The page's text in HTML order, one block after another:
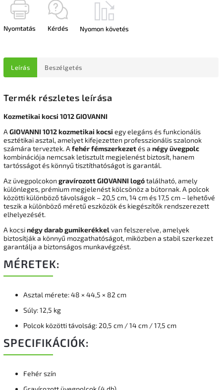
Nyomtatás Kérdés Nyomon követés
Leírás Beszélgetés
Termék részletes leírása
Kozmetikai kocsi 1012 GIOVANNI
A GIOVANNI 1012 kozmetikai kocsi egy elegáns és funkcionális
esztétikai asztal, amelyet kifejezetten professzionális szalonok
számára terveztek. A fehér fémszerkezetés a négy üvegpolc
kombinációja nemcsak letisztult megjelenést biztosít, hanem
tartósságot és könnyű tisztíthatóságot is garantál.
Az üvegpolcokon gravírozott GIOVANNI logótalálható, amely
különleges, prémium megjelenést kölcsönöz a bútornak. A polcok
közötti különböző távolságok – 20,5 cm, 14 cm és 17,5 cm – lehetővé
teszik a különböző méretű eszközök és kiegészítők rendszerezett
elhelyezését.
A kocsinégy darab gumikerékkelvan felszerelve, amelyek
biztosítják a könnyű mozgathatóságot, miközben a stabil szerkezet
garantálja a biztonságos munkavégzést.
MÉRETEK:
Asztal mérete: 48 × 44,5 × 82 cm
Súly: 12,5 kg
Polcok közötti távolság: 20,5 cm / 14 cm / 17,5 cm
SPECIFIKÁCIÓK:
Fehér szín